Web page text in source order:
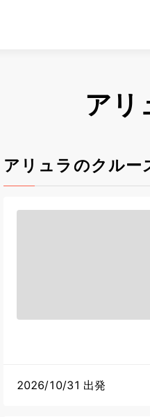
アリ
アリュラのクルー
2026/10/31 出発